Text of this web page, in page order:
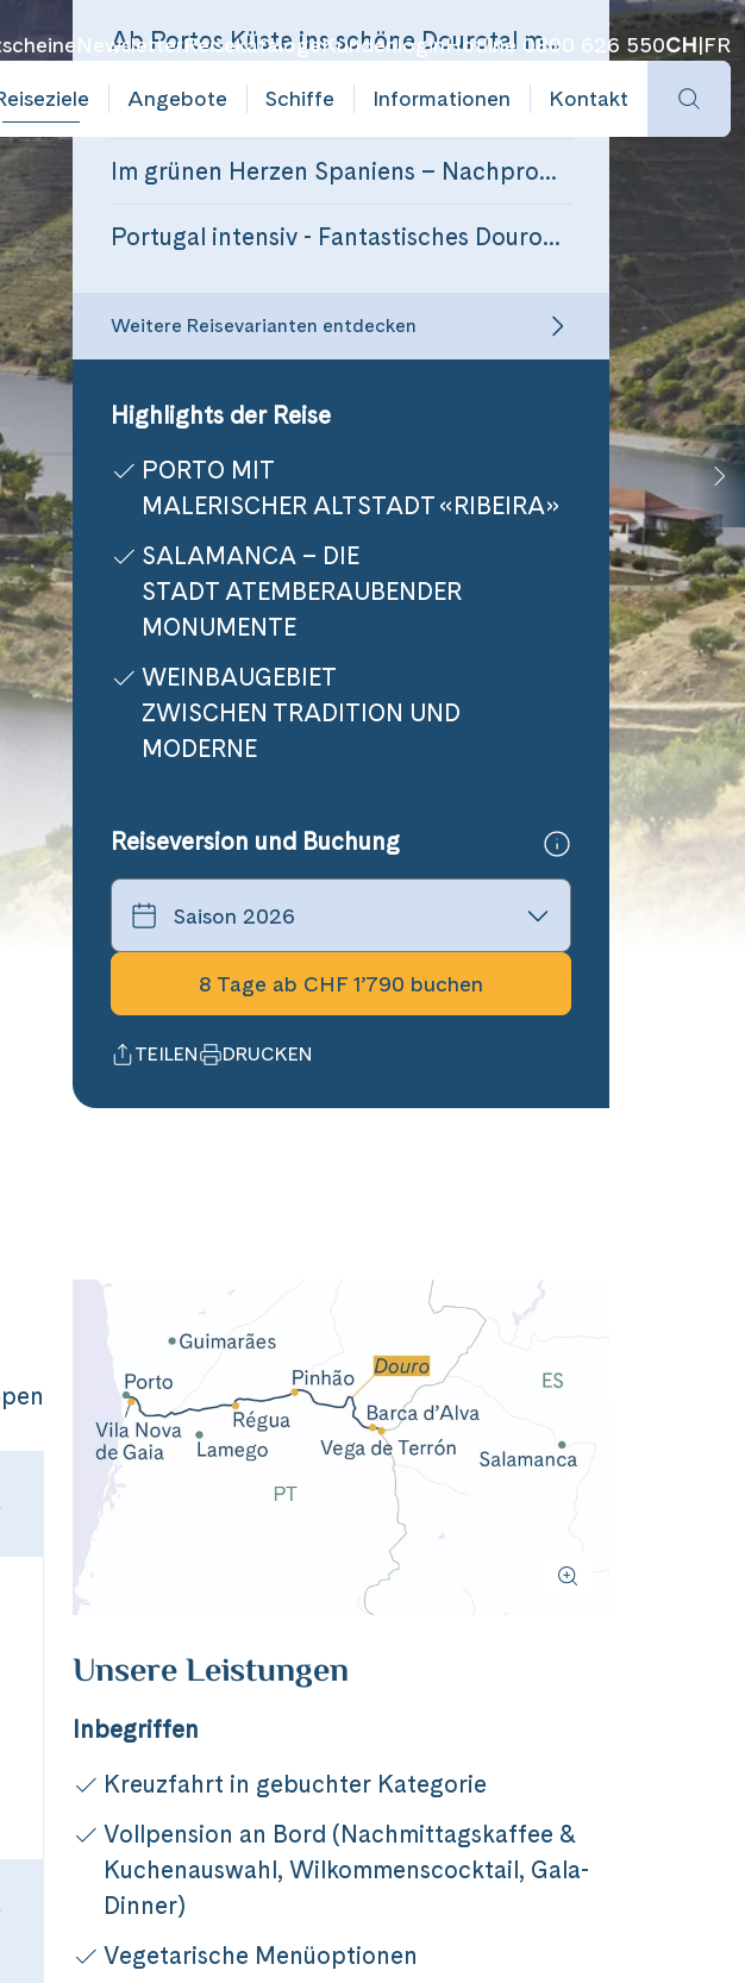
NewsletterReisekatalogeKundenloginHotline 0800 626 550CH|FR
Angebote Schiffe Informationen Kontakt
Ab Portos Küste ins schöne Dourotal mit Nachprogramm Lissabon
Nordportugal intensiv: Mit Vorprogramm Porto – Stadt zwischen Fluss und Meer
Im grünen Herzen Spaniens – Nachprogramm Galizien
Portugal intensiv - Fantastisches Dourotal mit Vorprogramm Porto und Nachprogramm Lissabon
Weitere Reisevarianten entdecken
Highlights der Reise
PORTO MIT
MALERISCHER ALTSTADT «RIBEIRA»
SALAMANCA – DIE
STADT ATEMBERAUBENDER
MONUMENTE
WEINBAUGEBIET
ZWISCHEN TRADITION UND
MODERNE
Reiseversion und Buchung
8 Tage ab CHF 1’790 buchen
TEILEN DRUCKEN
Unsere Leistungen
Inbegriffen
Kreuzfahrt in gebuchter Kategorie
Vollpension an Bord (Nachmittagskaffee &
Kuchenauswahl, Wilkommenscocktail, Gala-
Dinner)
Vegetarische Menüoptionen